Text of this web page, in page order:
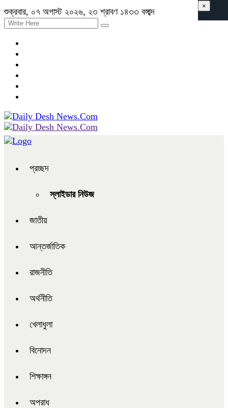
শুক্রবার, ০৭ অগাস্ট ২০২৬, ২৩ শ্রাবণ ১৪৩৩ বঙ্গাব্দ
প্রচ্ছদ
স্লাইডার নিউজ
জাতীয়
আন্তর্জাতিক
রাজনীতি
অর্থনীতি
খেলাধুলা
বিনোদন
শিক্ষাঙ্গন
অপরাধ
×